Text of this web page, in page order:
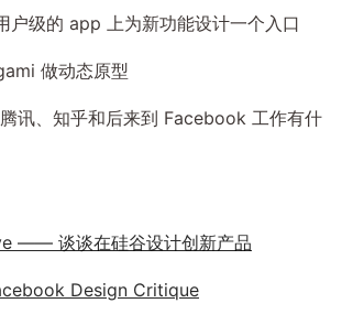
户级的 app 上为新功能设计一个入口
做动态原型
讯、知乎和后来到 Facebook 工作有什
—— 谈谈在硅谷设计创新产品
Design Critique